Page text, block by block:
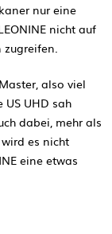
nur eine
nicht auf
also viel
UHD sah
dabei, mehr als
es nicht
eine etwas